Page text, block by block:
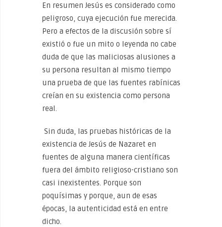
En resumen Jesús es considerado como
peligroso, cuya ejecución fue merecida.
Pero a efectos de la discusión sobre sí
existió o fue un mito o leyenda no cabe
duda de que las maliciosas alusiones a
su persona resultan al mismo tiempo
una prueba de que las fuentes rabínicas
creían en su existencia como persona
real.
Sin duda, las pruebas históricas de la
existencia de Jesús de Nazaret en
fuentes de alguna manera científicas
fuera del ámbito religioso-cristiano son
casi inexistentes. Porque son
poquísimas y porque, aun de esas
épocas, la autenticidad está en entre
dicho.